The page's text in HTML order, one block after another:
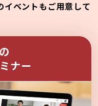
イベントもご用意して
ナー